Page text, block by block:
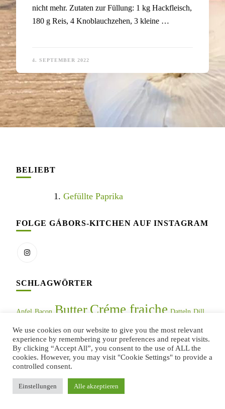
nicht mehr. Zutaten zur Füllung: 1 kg Hackfleisch,
180 g Reis, 4 Knoblauchzehen, 3 kleine …
4. SEPTEMBER 2022
BELIEBT
Gefüllte Paprika
FOLGE GÁBORS-KITCHEN AUF INSTAGRAM
SCHLAGWÖRTER
Apfel Bacon Butter Créme fraiche Datteln Dill
Eier französische Küche Gebäck Geflügel
Gewürzpaprika Hackfleisch Hefe
italienische Küche Kartoffeln Kartoffelpüree
Knoblauch
Kümmel Mehl Milch
We use cookies on our website to give you the most relevant
experience by remembering your preferences and repeat visits.
By clicking “Accept All”, you consent to the use of ALL the
cookies. However, you may visit "Cookie Settings" to provide a
controlled consent.
Einstellungen Alle akzeptieren